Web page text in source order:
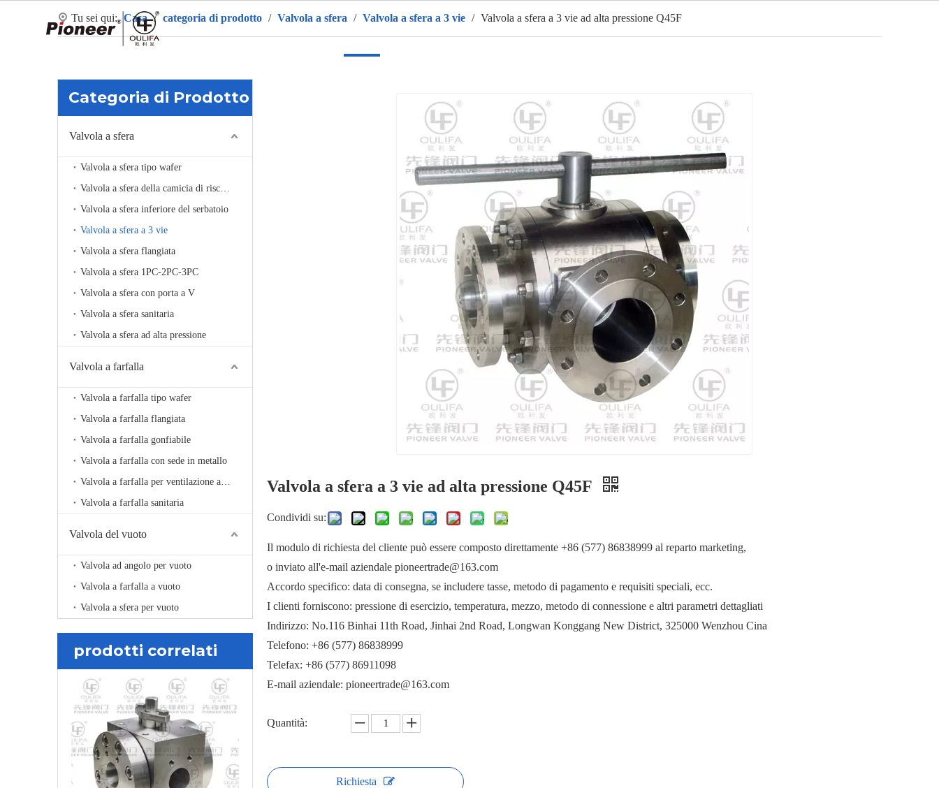
Tu sei qui: Casa / categoria di prodotto / Valvola a sfera / Valvola a sfera a 3 vie / Valvola a sfera a 3 vie ad alta pressione Q45F
Categoria di Prodotto
Valvola a sfera
Valvola a sfera tipo wafer
Valvola a sfera della camicia di riscaldamento
Valvola a sfera inferiore del serbatoio
Valvola a sfera a 3 vie
Valvola a sfera flangiata
Valvola a sfera 1PC-2PC-3PC
Valvola a sfera con porta a V
Valvola a sfera sanitaria
Valvola a sfera ad alta pressione
Valvola a farfalla
Valvola a farfalla tipo wafer
Valvola a farfalla flangiata
Valvola a farfalla gonfiabile
Valvola a farfalla con sede in metallo
Valvola a farfalla per ventilazione ad alta temperatura
Valvola a farfalla sanitaria
Valvola del vuoto
Valvola ad angolo per vuoto
Valvola a farfalla a vuoto
Valvola a sfera per vuoto
prodotti correlati
Valvola a sfera a 3 vie ad alta pressione Q45F
Condividi su:
Il modulo di richiesta del cliente può essere composto direttamente +86 (577) 86838999 al reparto marketing,
o inviato all'e-mail aziendale pioneertrade@163.com
Accordo specifico: data di consegna, se includere tasse, metodo di pagamento e requisiti speciali, ecc.
I clienti forniscono: pressione di esercizio, temperatura, mezzo, metodo di connessione e altri parametri dettagliati
Indirizzo: No.116 Binhai 11th Road, Jinhai 2nd Road, Longwan Konggang New District, 325000 Wenzhou Cina
Telefono: +86 (577) 86838999
Telefax: +86 (577) 86911098
E-mail aziendale: pioneertrade@163.com
Quantità:
Richiesta